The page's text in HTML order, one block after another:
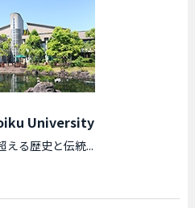
University
える歴史と伝統...